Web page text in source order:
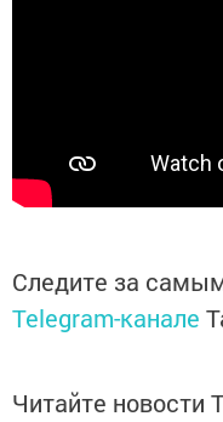
Следите за
Telegram-канале
Читайте новости